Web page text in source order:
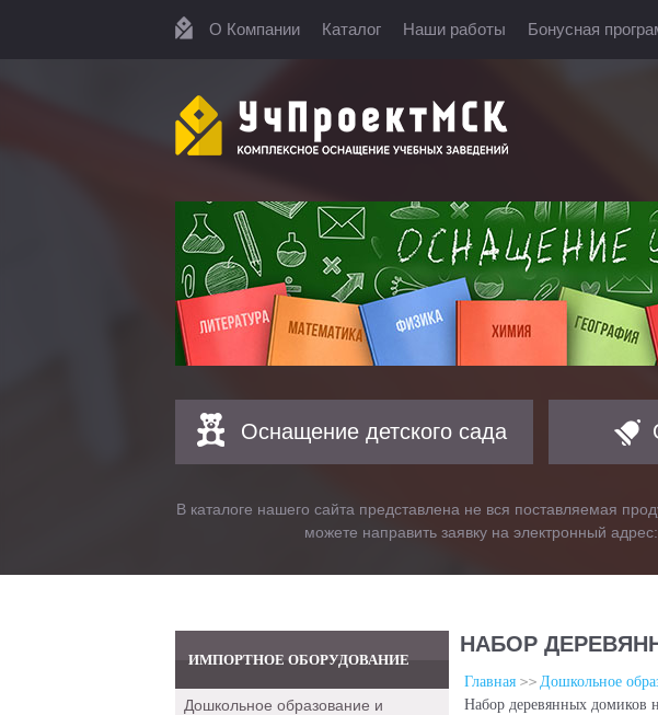
О Компании Каталог Наши работы Бонусная
Оснащение детского сада
В каталоге нашего сайта представлена не вся поставляемая
можете направить заявку на электронный адрес:
ИМПОРТНОЕ ОБОРУДОВАНИЕ
Дошкольное образование и
НАБОР
Главная Дошкольное
Набор деревянных домиков